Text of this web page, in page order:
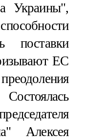
Украины",
поставки
ЕС
Состоялась
Алексея